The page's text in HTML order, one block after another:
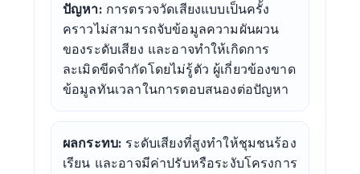
ปัญหา:การตรวจวัดเสียงแบบเป็นครั้ง
คราวไม่สามารถจับข้อมูลความผันผวน
ของระดับเสียง และอาจทำให้เกิดการ
ละเมิดขีดจำกัดโดยไม่รู้ตัว ผู้เกี่ยวข้องขาด
ข้อมูลทันเวลาในการตอบสนองต่อปัญหา
ผลกระทบ: ระดับเสียงที่สูงทำให้ชุมชนร้อง
เรียน และอาจมีค่าปรับหรือระงับโครงการ